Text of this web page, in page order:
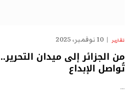
تقارير 10 نوفمبر، 2025
من الجزائر إلى ميدان
تُواصل الإبداع
…